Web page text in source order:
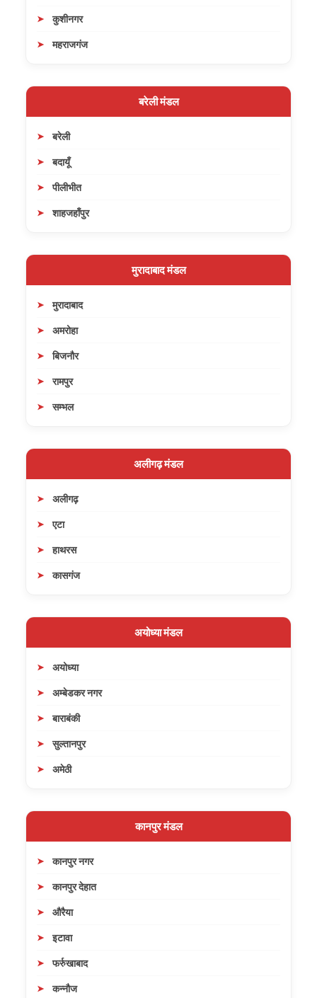
कुशीनगर
महराजगंज
बरेली मंडल
बरेली
बदायूँ
पीलीभीत
शाहजहाँपुर
मुरादाबाद मंडल
मुरादाबाद
अमरोहा
बिजनौर
रामपुर
सम्भल
अलीगढ़ मंडल
अलीगढ़
एटा
हाथरस
कासगंज
अयोध्या मंडल
अयोध्या
अम्बेडकर नगर
बाराबंकी
सुल्तानपुर
अमेठी
कानपुर मंडल
कानपुर नगर
कानपुर देहात
औरैया
इटावा
फर्रुखाबाद
कन्नौज